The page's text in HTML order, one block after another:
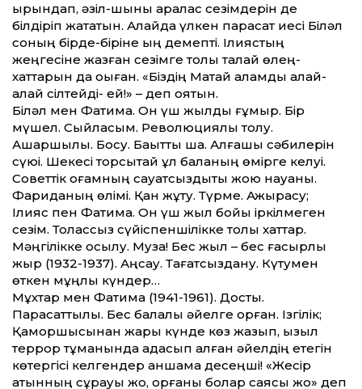
қырындап, әзіл-шыны аралас сезімдерін де
білдіріп жататын. Алайда үлкен парасат иесі Біләл
соның бірде-біріне қыңқ демепті. Ілиястың
жеңгесіне жазған сезімге толы талай өлең-
хаттарын да оқыған. «Біздің Матай қаламды қалай-
қалай сілтейді- ей!» – деп қоятын.
Біләл мен Фатима. Он үш жылдық ғұмыр. Бір
мүшел. Сыйласым. Революциялық толқу.
Ашаршылық. Босу. Бақытты шақ. Алғашқы сәбилерін
сүюі. Шекесі торсықтай ұл баланың өмірге келуі.
Советтік қоғамның сауатсыздықты жою науқаны.
Фариданың өлімі. Қан жұту. Түрме. Ажырасу;
Ілияс пен Фатима. Он үш жыл бойы іркілмеген
сезім. Толассыз сүйіспеншілікке толы хаттар.
Мәңгілікке қосылу. Муза! Бес жыл – бес ғасырлық
жыр (1932-1937). Аңсау. Тағатсыздану. Күтумен
өткен мұңлы күндер…
Мұхтар мен Фатима (1941-1961). Достық.
Парасаттылық. Бес балалы әйелге қорған. Ізгілік;
Қамқоршысынан жарық күнде көз жазып, қызыл
террор тұманында адасып қалған әйелдің етегін
көтергісі келгендер қаншама десеңші! «Жесір
қатынның сұрауы жоқ, қорғаны болар саясы жоқ» деп